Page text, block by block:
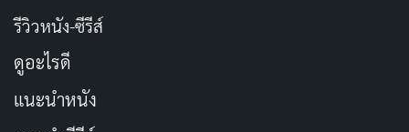
รีวิวหนัง-ซีรีส์
ดูอะไรดี
แนะนำหนัง